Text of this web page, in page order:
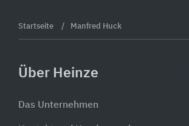
Startseite Manfred Huck
Über Heinze
Das Unternehmen